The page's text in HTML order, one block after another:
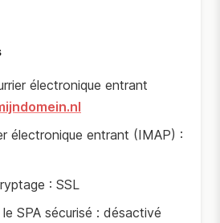
électronique entrant
électronique entrant (IMAP) :
: SSL
SPA sécurisé : désactivé